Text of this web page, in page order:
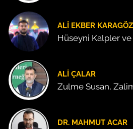
ALI EKBER KARAGÖZ
Hüseyni Kalpler
ALI ÇALAR
Zulme Susan,
DR. MAHMUT ACAR